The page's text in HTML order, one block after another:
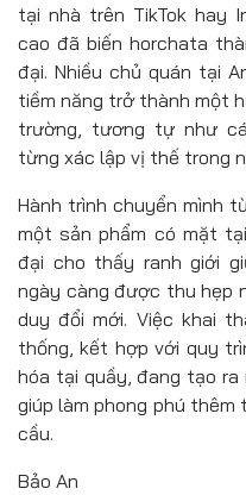
tại nhà trên TikTok hay
cao đã biến horchata
đại. Nhiều chủ quán tại
tiềm năng trở thành một
trường, tương tự như
từng xác lập vị thế trong
Hành trình chuyển mình
một sản phẩm có mặt
đại cho thấy ranh giới
ngày càng được thu hẹp
duy đổi mới. Việc khai
thống, kết hợp với quy
hóa tại quầy, đang tạo
giúp làm phong phú
cầu.
Bảo An